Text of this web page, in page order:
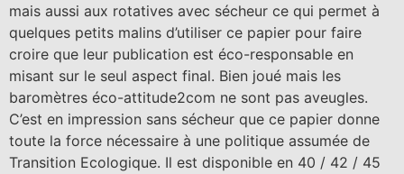
mais aussi aux rotatives avec sécheur ce qui permet à
quelques petits malins d’utiliser ce papier pour faire
croire que leur publication est éco-responsable en
misant sur le seul aspect final. Bien joué mais les
baromètres éco-attitude2com ne sont pas aveugles.
C’est en impression sans sécheur que ce papier donne
toute la force nécessaire à une politique assumée de
Transition Ecologique. Il est disponible en 40 / 42 / 45